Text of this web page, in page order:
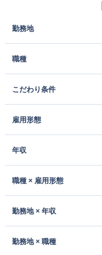
勤務地
職種
こだわり条件
雇用形態
年収
職種 × 雇用形態
勤務地 × 年収
勤務地 × 職種